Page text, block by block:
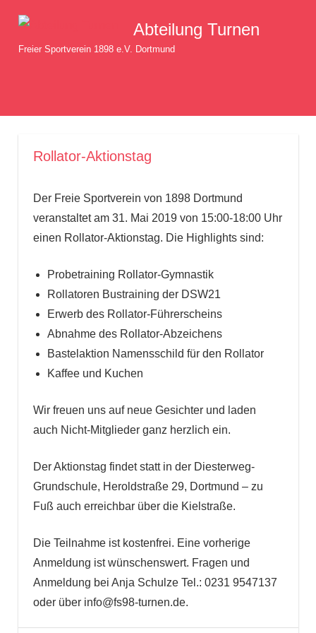
Inhalt
springen
Abteilung Turnen
Freier Sportverein 1898 e.V. Dortmund
Rollator-Aktionstag
Der Freie Sportverein von 1898 Dortmund
veranstaltet am 31. Mai 2019 von 15:00-18:00 Uhr
einen Rollator-Aktionstag. Die Highlights sind:
Probetraining Rollator-Gymnastik
Rollatoren Bustraining der DSW21
Erwerb des Rollator-Führerscheins
Abnahme des Rollator-Abzeichens
Bastelaktion Namensschild für den Rollator
Kaffee und Kuchen
Wir freuen uns auf neue Gesichter und laden
auch Nicht-Mitglieder ganz herzlich ein.
Der Aktionstag findet statt in der Diesterweg-
Grundschule, Heroldstraße 29, Dortmund – zu
Fuß auch erreichbar über die Kielstraße.
Die Teilnahme ist kostenfrei. Eine vorherige
Anmeldung ist wünschenswert. Fragen und
Anmeldung bei Anja Schulze Tel.: 0231 9547137
oder über info@fs98-turnen.de.